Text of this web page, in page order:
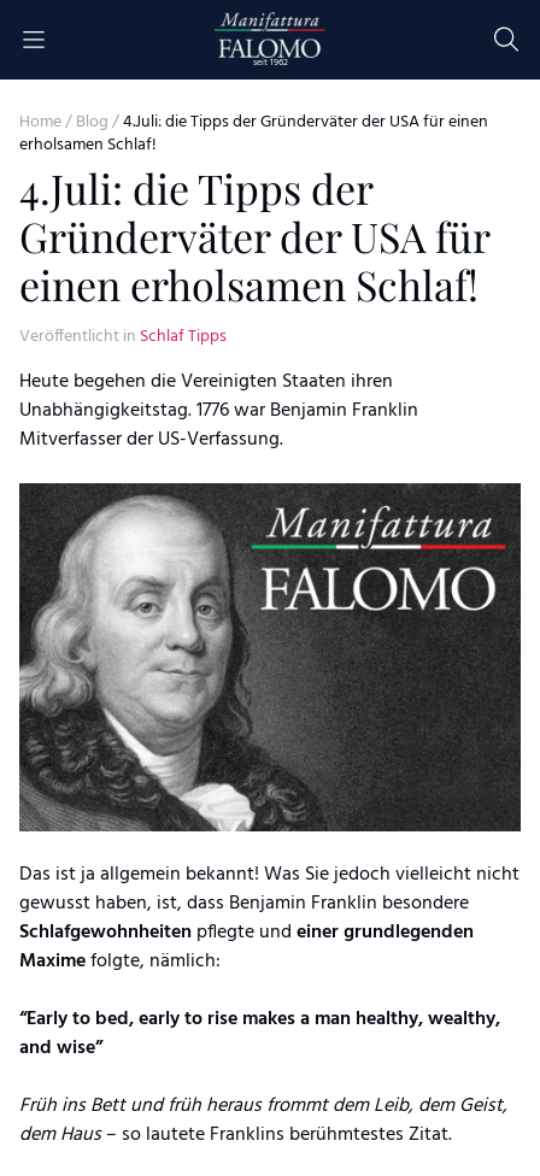
seit 1962
Home/Blog/4.Juli: die Tipps der Gründerväter der USA für einen
erholsamen Schlaf!
4.Juli: die Tipps der
Gründerväter der USA für
einen erholsamen Schlaf!
Veröffentlicht in Schlaf Tipps
Heute begehen die Vereinigten Staaten ihren
Unabhängigkeitstag. 1776 war Benjamin Franklin
Mitverfasser der US-Verfassung.
Das ist ja allgemein bekannt! Was Sie jedoch vielleicht nicht
gewusst haben, ist, dass Benjamin Franklin besondere
Schlafgewohnheiten pflegte undeiner grundlegenden
Maximefolgte, nämlich:
“Early to bed, early to rise makes a man healthy, wealthy,
and wise”
Früh ins Bett und früh heraus frommt dem Leib, dem Geist,
dem Haus– so lautete Franklins berühmtestes Zitat.